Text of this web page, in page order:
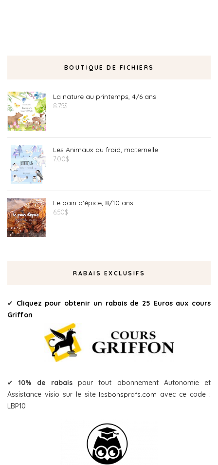
BOUTIQUE DE FICHIERS
La nature au printemps, 4/6 ans
8.75$
Les Animaux du froid, maternelle
7.00$
Le pain d'épice, 8/10 ans
6.50$
RABAIS EXCLUSIFS
✔ Cliquez pour obtenir un rabais de 25 Euros aux cours
Griffon
✔10% de rabaispour tout abonnement Autonomie et
Assistance visio sur le site lesbonsprofs.com avec ce code :
LBP10